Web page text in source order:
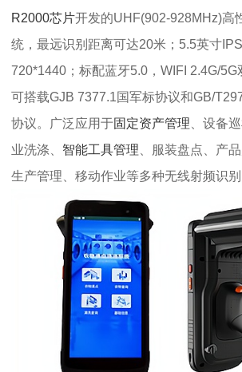
R2000芯片开发的UHF(902-928MHz)高
统，最远识别距离可达20米；5.5英寸
720*1440；标配蓝牙5.0，WIFI 2.4G/5G
可搭载GJB 7377.1国军标协议和GB/
协议。广泛应用于固定资产管理 、设备
业洗涤、 智能工具管理 、服装盘点、产
生产管理、移动作业等多种无线射频识别